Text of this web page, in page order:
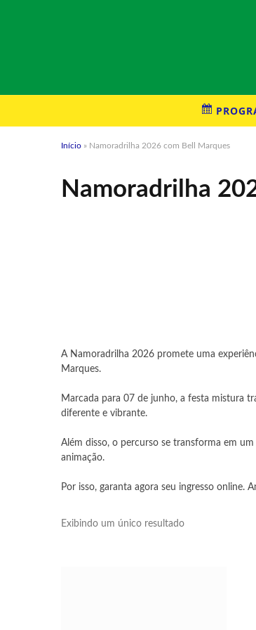
Início » Namoradrilha 2026 com Bell Marques
Namoradrilha
A Namoradrilha 2026 promete uma
Marques.
Marcada para 07 de junho, a festa mistura
diferente e vibrante.
Além disso, o percurso se transforma em
animação.
Por isso, garanta agora seu ingresso online.
Exibindo um único resultado